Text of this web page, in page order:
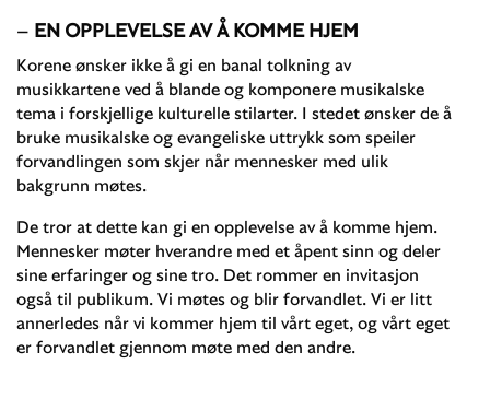
– EN OPPLEVELSE AV Å KOMME HJEM
Korene ønsker ikke å gi en banal tolkning av
musikkartene ved å blande og komponere musikalske
tema i forskjellige kulturelle stilarter. I stedet ønsker de å
bruke musikalske og evangeliske uttrykk som speiler
forvandlingen som skjer når mennesker med ulik
bakgrunn møtes.
De tror at dette kan gi en opplevelse av å komme hjem.
Mennesker møter hverandre med et åpent sinn og deler
sine erfaringer og sine tro. Det rommer en invitasjon
også til publikum. Vi møtes og blir forvandlet. Vi er litt
annerledes når vi kommer hjem til vårt eget, og vårt eget
er forvandlet gjennom møte med den andre.